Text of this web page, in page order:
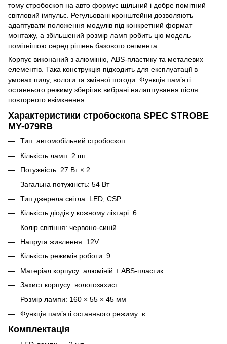
тому стробоскоп на авто формує щільний і добре помітний
світловий імпульс. Регульовані кронштейни дозволяють
адаптувати положення модулів під конкретний формат
монтажу, а збільшений розмір ламп робить цю модель
помітнішою серед рішень базового сегмента.
Корпус виконаний з алюмінію, ABS-пластику та металевих
елементів. Така конструкція підходить для експлуатації в
умовах пилу, вологи та змінної погоди. Функція пам’яті
останнього режиму зберігає вибрані налаштування після
повторного ввімкнення.
Характеристики стробоскопа SPEC STROBE
MY-079RB
Тип: автомобільний стробоскоп
Кількість ламп: 2 шт.
Потужність: 27 Вт × 2
Загальна потужність: 54 Вт
Тип джерела світла: LED, CSP
Кількість діодів у кожному ліхтарі: 6
Колір світіння: червоно-синій
Напруга живлення: 12V
Кількість режимів роботи: 9
Матеріал корпусу: алюміній + ABS-пластик
Захист корпусу: вологозахист
Розмір лампи: 160 × 55 × 45 мм
Функція пам’яті останнього режиму: є
Комплектація